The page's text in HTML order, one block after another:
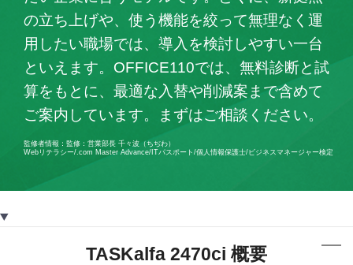
の立ち上げや、使う機能を絞って無理なく運
用したい職場では、導入を検討しやすい一台
といえます。OFFICE110では、無料診断と試
算をもとに、最適な入替や削減案まで含めて
ご案内しています。まずはご相談ください。
監修者情報：監修：営業部長 千々波（ちぢわ）
Webリテラシー/.com Master Advance/ITパスポート/個人情報保護士/ビジネスマネージャー検定
TASKalfa 2470ci 概要